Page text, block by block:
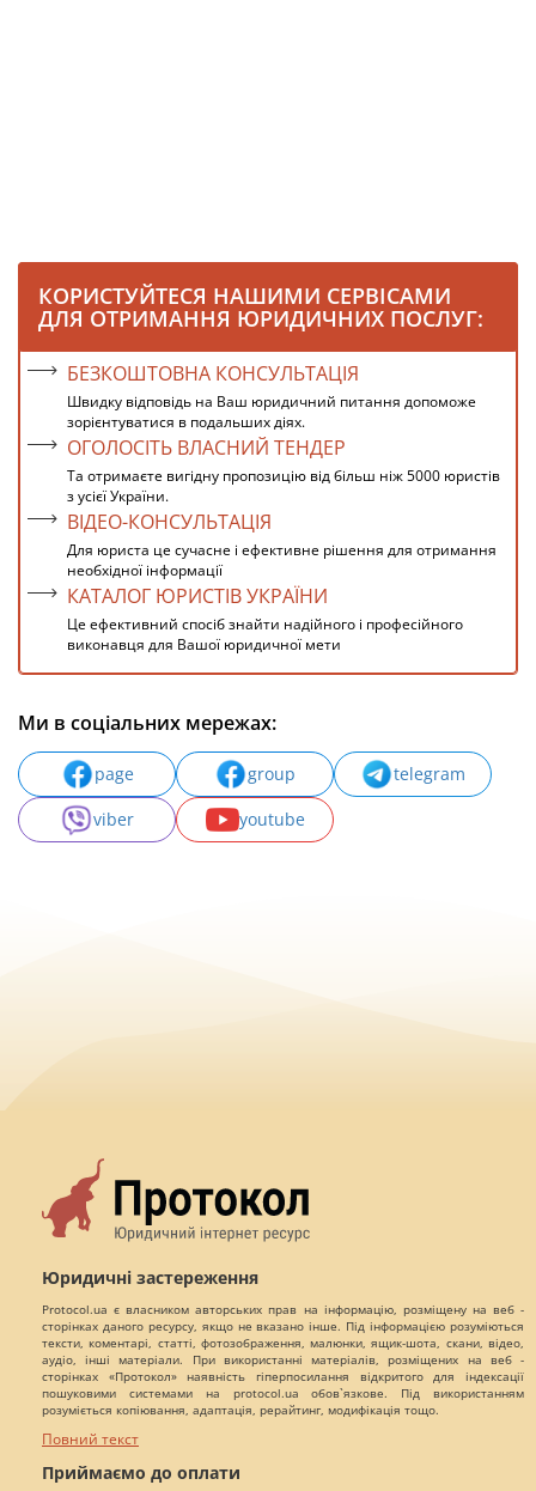
КОРИСТУЙТЕСЯ НАШИМИ СЕРВІСАМИ
ДЛЯ ОТРИМАННЯ ЮРИДИЧНИХ ПОСЛУГ:
БЕЗКОШТОВНА КОНСУЛЬТАЦІЯ
Швидку відповідь на Ваш юридичний питання допоможе
зорієнтуватися в подальших діях.
ОГОЛОСІТЬ ВЛАСНИЙ ТЕНДЕР
Та отримаєте вигідну пропозицію від більш ніж 5000 юристів
з усієї України.
ВІДЕО-КОНСУЛЬТАЦІЯ
Для юриста це сучасне і ефективне рішення для отримання
необхідної інформації
КАТАЛОГ ЮРИСТІВ УКРАЇНИ
Це ефективний спосіб знайти надійного і професійного
виконавця для Вашої юридичної мети
Ми в соціальних мережах:
page group
telegram
viber
youtube
Юридичні застереження
Protocol.ua є власником авторських прав на інформацію, розміщену на веб -
сторінках даного ресурсу, якщо не вказано інше. Під інформацією розуміються
тексти, коментарі, статті, фотозображення, малюнки, ящик-шота, скани, відео,
аудіо, інші матеріали. При використанні матеріалів, розміщених на веб -
сторінках «Протокол» наявність гіперпосилання відкритого для індексації
пошуковими системами на protocol.ua обов`язкове. Під використанням
розуміється копіювання, адаптація, рерайтинг, модифікація тощо.
Повний текст
Приймаємо до оплати